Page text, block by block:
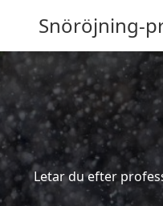
Snöröjning-
Letar du efter